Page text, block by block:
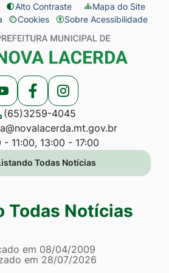
Alto Contraste
Mapa do Site
Cookies
Abrir
preferências
de
cookies
Sobre Acessibilidade
Acessar
a
Rede
Social
Acessar
a
Rede
Social
Acessar
a
Rede
Social
(65)3259-4045
- 11:00, 13:00 - 17:00
Todas Notícias
Todas Notícias
Todas
em 08/04/2009
em 28/07/2026